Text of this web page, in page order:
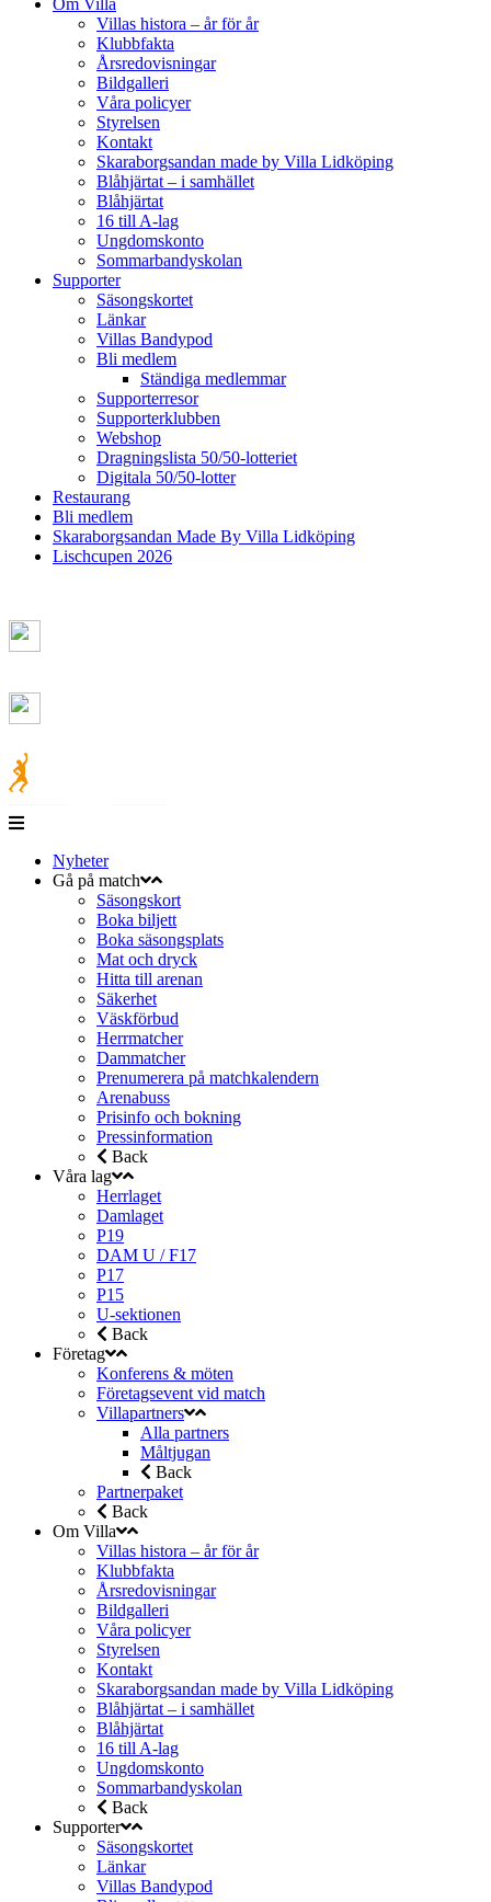
Om Villa
Villas histora – år för år
Klubbfakta
Årsredovisningar
Bildgalleri
Våra policyer
Styrelsen
Kontakt
Skaraborgsandan made by Villa Lidköping
Blåhjärtat – i samhället
Blåhjärtat
16 till A-lag
Ungdomskonto
Sommarbandyskolan
Supporter
Säsongskortet
Länkar
Villas Bandypod
Bli medlem
Ständiga medlemmar
Supporterresor
Supporterklubben
Webshop
Dragningslista 50/50-lotteriet
Digitala 50/50-lotter
Restaurang
Bli medlem
Skaraborgsandan Made By Villa Lidköping
Lischcupen 2026
Nyheter
Gå på match
Säsongskort
Boka biljett
Boka säsongsplats
Mat och dryck
Hitta till arenan
Säkerhet
Väskförbud
Herrmatcher
Dammatcher
Prenumerera på matchkalendern
Arenabuss
Prisinfo och bokning
Pressinformation
Back
Våra lag
Herrlaget
Damlaget
P19
DAM U / F17
P17
P15
U-sektionen
Back
Företag
Konferens & möten
Företagsevent vid match
Villapartners
Alla partners
Måltjugan
Back
Partnerpaket
Back
Om Villa
Villas histora – år för år
Klubbfakta
Årsredovisningar
Bildgalleri
Våra policyer
Styrelsen
Kontakt
Skaraborgsandan made by Villa Lidköping
Blåhjärtat – i samhället
Blåhjärtat
16 till A-lag
Ungdomskonto
Sommarbandyskolan
Back
Supporter
Säsongskortet
Länkar
Villas Bandypod